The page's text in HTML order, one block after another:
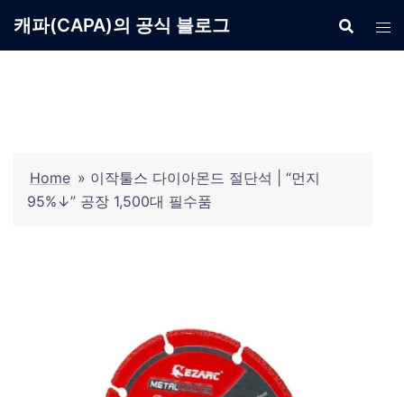
캐파(CAPA)의 공식 블로그
Home » 이작툴스 다이아몬드 절단석 | “먼지
95%↓” 공장 1,500대 필수품